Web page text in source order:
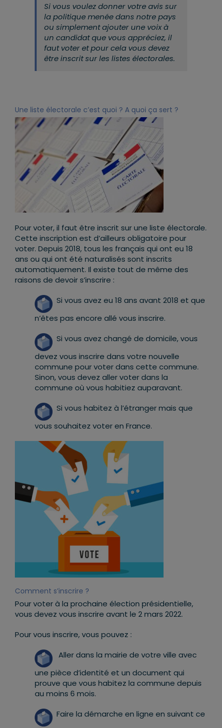
Si vous voulez donner votre avis sur
la politique menée dans notre pays
ou simplement ajouter une voix à
un candidat que vous appréciez, il
faut voter et pour cela vous devez
être inscrit sur les listes électorales.
Une liste électorale c’est quoi ? A quoi ça sert ?
Pour voter, il faut être inscrit sur une liste électorale.
Cette inscription est d’ailleurs obligatoire pour
voter. Depuis 2018, tous les français qui ont eu 18
ans ou qui ont été naturalisés sont inscrits
automatiquement. Il existe tout de même des
raisons de devoir s’inscrire :
Si vous avez eu 18 ans avant 2018 et que
n’êtes pas encore allé vous inscrire.
Si vous avez changé de domicile, vous
devez vous inscrire dans votre nouvelle
commune pour voter dans cette commune.
Sinon, vous devez aller voter dans la
commune où vous habitiez auparavant.
Si vous habitez à l’étranger mais que
vous souhaitez voter en France.
Comment s’inscrire ?
Pour voter à la prochaine élection présidentielle,
vous devez vous inscrire avant le 2 mars 2022.
Pour vous inscrire, vous pouvez :
Aller dans la mairie de votre ville avec
une pièce d’identité et un document qui
prouve que vous habitez la commune depuis
au moins 6 mois.
Faire la démarche en ligne en suivant ce